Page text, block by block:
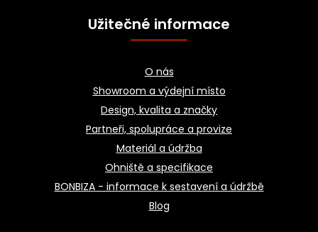
Užitečné informace
O nás
Showroom a výdejní místo
Design, kvalita a značky
Partneři, spolupráce a provize
Materiál a údržba
Ohniště a specifikace
BONBIZA - informace k sestavení a údržbě
Blog